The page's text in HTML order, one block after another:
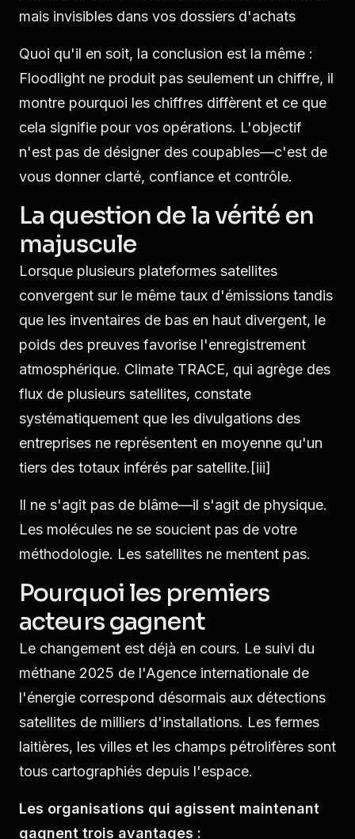
mais invisibles dans vos dossiers d'achats
Quoi qu'il en soit, la conclusion est la même :
Floodlight ne produit pas seulement un chiffre, il
montre pourquoi les chiffres diffèrent et ce que
cela signifie pour vos opérations. L'objectif
n'est pas de désigner des coupables—c'est de
vous donner clarté, confiance et contrôle.
La question de la vérité en
majuscule
Lorsque plusieurs plateformes satellites
convergent sur le même taux d'émissions tandis
que les inventaires de bas en haut divergent, le
poids des preuves favorise l'enregistrement
atmosphérique. Climate TRACE, qui agrège des
flux de plusieurs satellites, constate
systématiquement que les divulgations des
entreprises ne représentent en moyenne qu'un
tiers des totaux inférés par satellite. [iii]
Il ne s'agit pas de blâme—il s'agit de physique.
Les molécules ne se soucient pas de votre
méthodologie. Les satellites ne mentent pas.
Pourquoi les premiers
acteurs gagnent
Le changement est déjà en cours. Le suivi du
méthane 2025 de l'Agence internationale de
l'énergie correspond désormais aux détections
satellites de milliers d'installations. Les fermes
laitières, les villes et les champs pétrolifères sont
tous cartographiés depuis l'espace.
Les organisations qui agissent maintenant
gagnent trois avantages :